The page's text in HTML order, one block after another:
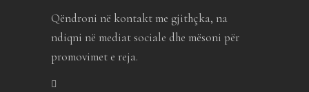
Qëndroni në kontakt me gjithçka, na
ndiqni në mediat sociale dhe mësoni për
promovimet e reja.